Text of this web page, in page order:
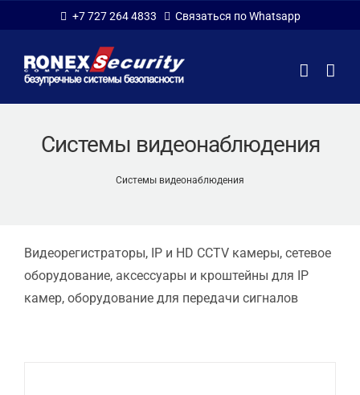
content
+7 727 264 4833 Связаться по Whatsapp
Системы видеонаблюдения
Системы видеонаблюдения
Видеорегистраторы, IP и HD CCTV камеры, сетевое
оборудование, аксессуары и кроштейны для IP
камер, оборудование для передачи сигналов